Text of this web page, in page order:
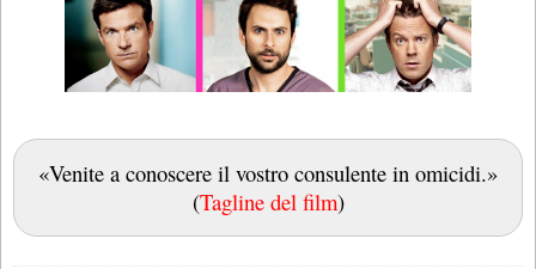
«Venite a conoscere il vostro consulente in omicidi.»
(Tagline del film)